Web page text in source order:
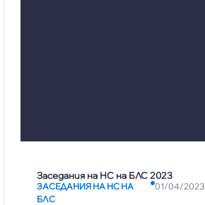
Заседания на НС на БЛС 2023
01/04/2023
ЗАСЕДАНИЯ НА НС НА
БЛС